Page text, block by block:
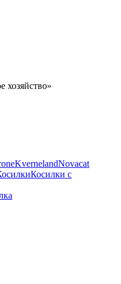
хозяйство»
KvernelandNovacat
Косилки с